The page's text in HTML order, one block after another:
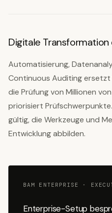
Digitale
Automatisierung,
Continuous Auditing
die Prüfung von Millionen
priorisiert
gültig, die Werkzeuge und
Entwicklung abbilden.
BAM ENTERPRISE ·
Enterprise-Setup